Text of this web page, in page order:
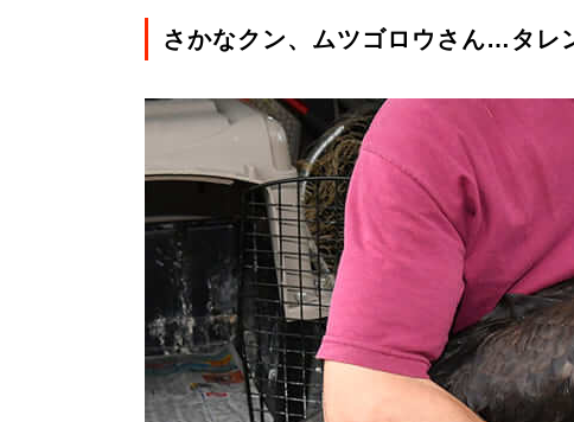
さかなクン、ムツゴロウさん…タレ